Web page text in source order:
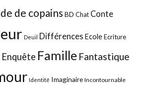
de copains BD Chat Conte
Deuil Différences EcoleEcriture
Enquête Famille Fantastique
Identité Imaginaire Incontournable